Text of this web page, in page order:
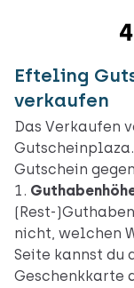
Efteling
verkaufen
Das Verkaufen
Gutschein
(Rest-
nicht, welchen
Seite kannst du
Geschenkkarte